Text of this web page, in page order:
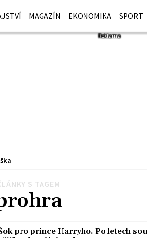
MAGAZÍN EKONOMIKA SPORT
S TAGEM
pro prince Harryho. Po letech